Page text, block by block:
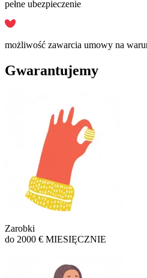
pełne ubezpieczenie
możliwość zawarcia umowy na
Gwarantujemy
Zarobki
do 2000 € MIESIĘCZNIE